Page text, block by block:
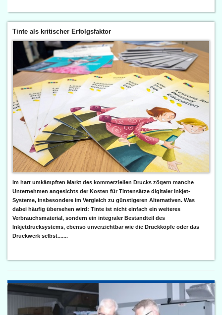
Tinte als kritischer Erfolgsfaktor
Im hart umkämpften Markt des kommerziellen Drucks zögern manche
Unternehmen angesichts der Kosten für Tintensätze digitaler Inkjet-
Systeme, insbesondere im Vergleich zu günstigeren Alternativen. Was
dabei häufig übersehen wird: Tinte ist nicht einfach ein weiteres
Verbrauchsmaterial, sondern ein integraler Bestandteil des
Inkjetdrucksystems, ebenso unverzichtbar wie die Druckköpfe oder das
Druckwerk selbst.......